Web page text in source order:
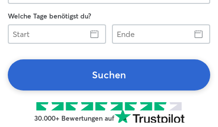
Welche Tage benötigst du?
Start
Ende
Suchen
30.000+ Bewertungen auf